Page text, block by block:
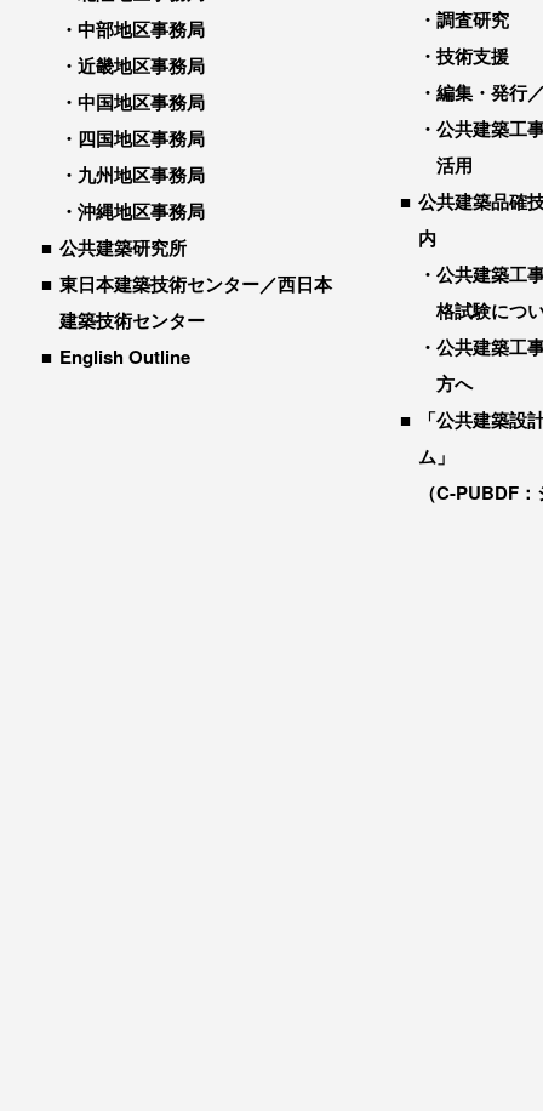
中部地区事務局
近畿地区事務局
中国地区事務局
四国地区事務局
九州地区事務局
沖縄地区事務局
公共建築研究所
東日本建築技術センター／西日本
建築技術センター
English Outline
調査研究
技術支援
編集・発行
公共建築工
活用
公共建築品確
内
公共建築工
格試験につ
公共建築工
方へ
「公共建築設
ム」
（C-PUBDF